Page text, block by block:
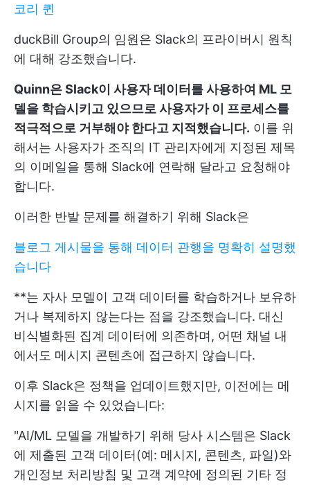
코리 퀸
duckBill Group의 임원은 Slack의 프라이버시 원칙
에 대해 강조했습니다.
Quinn은 Slack이 사용자 데이터를 사용하여 ML 모
델을 학습시키고 있으므로 사용자가 이 프로세스를
적극적으로 거부해야 한다고 지적했습니다. 이를 위
해서는 사용자가 조직의 IT 관리자에게 지정된 제목
의 이메일을 통해 Slack에 연락해 달라고 요청해야
합니다.
이러한 반발 문제를 해결하기 위해 Slack은
블로그 게시물을 통해 데이터 관행을 명확히 설명했
습니다
**는 자사 모델이 고객 데이터를 학습하거나 보유하
거나 복제하지 않는다는 점을 강조했습니다. 대신
비식별화된 집계 데이터에 의존하며, 어떤 채널 내
에서도 메시지 콘텐츠에 접근하지 않습니다.
이후 Slack은 정책을 업데이트했지만, 이전에는 메
시지를 읽을 수 있었습니다:
"AI/ML 모델을 개발하기 위해 당사 시스템은 Slack
에 제출된 고객 데이터(예: 메시지, 콘텐츠, 파일)와
개인정보 처리방침 및 고객 계약에 정의된 기타 정